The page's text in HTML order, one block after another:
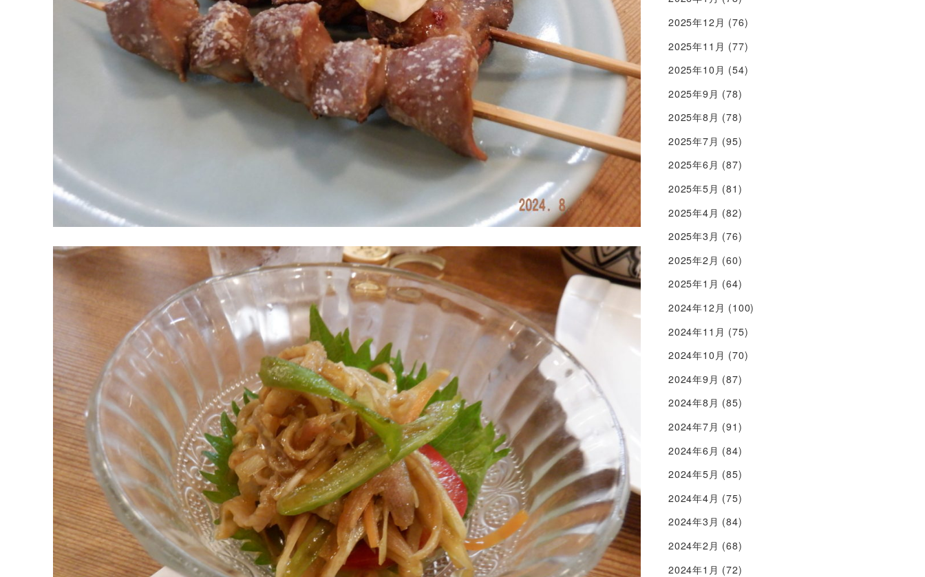
2025年12月 (76)
2025年11月 (77)
2025年10月 (54)
2025年9月 (78)
2025年8月 (78)
2025年7月 (95)
2025年6月 (87)
2025年5月 (81)
2025年4月 (82)
2025年3月 (76)
2025年2月 (60)
2025年1月 (64)
2024年12月 (100)
2024年11月 (75)
2024年10月 (70)
2024年9月 (87)
2024年8月 (85)
2024年7月 (91)
2024年6月 (84)
2024年5月 (85)
2024年4月 (75)
2024年3月 (84)
2024年2月 (68)
2024年1月 (72)